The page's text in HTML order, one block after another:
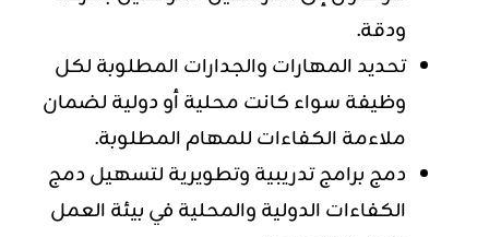
ودقة.
تحديد المهارات والجدارات المطلوبة لكل
وظيفة سواء كانت محلية أو دولية لضمان
ملاءمة الكفاءات للمهام المطلوبة.
دمج برامج تدريبية وتطويرية لتسهيل دمج
الكفاءات الدولية والمحلية في بيئة العمل